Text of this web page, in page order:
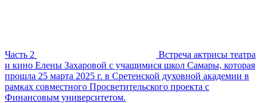
Часть 2
Встреча актрисы театра
и кино Елены Захаровой с учащимися школ Самары, которая
прошла 25 марта 2025 г. в Сретенской духовной академии в
рамках совместного Просветительского проекта с
Финансовым университетом.